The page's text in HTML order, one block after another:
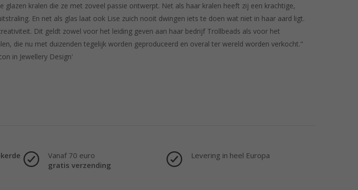
glazen kralen die ze met zoveel passie ontwerpt. Net als haar kralen heeft zij een krachtige,
En net als glas laat ook Lise zuich nooit dwingen iets te doen wat niet in haar aard ligt.
Dit geldt zowel voor het leiding geven aan haar bedrijf Trollbeads als voor het
die nu met duizenden tegelijk worden geproduceerd en overal ter wereld worden verkocht."
in Jewellery Design'
Vanaf 70 euro
gratis verzending
Levering in heel Europa